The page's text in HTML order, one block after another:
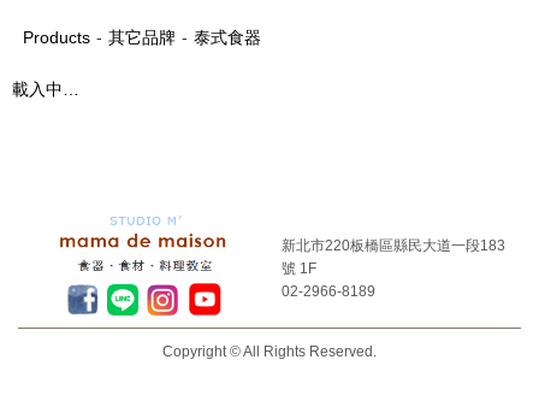
Products - 其它品牌 - 泰式食器
載入中…
新北市220板橋區縣民大道一段183
號 1F
02-2966-8189
Copyright © All Rights Reserved.